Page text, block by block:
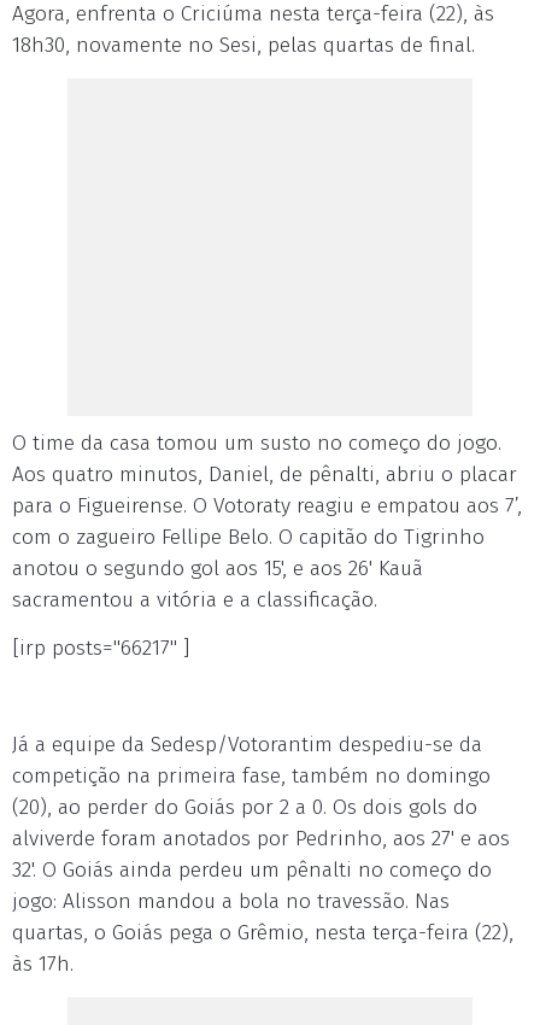
Agora, enfrenta o Criciúma nesta terça-feira (22), às
18h30, novamente no Sesi, pelas quartas de final.
O time da casa tomou um susto no começo do jogo.
Aos quatro minutos, Daniel, de pênalti, abriu o placar
para o Figueirense. O Votoraty reagiu e empatou aos 7’,
com o zagueiro Fellipe Belo. O capitão do Tigrinho
anotou o segundo gol aos 15', e aos 26' Kauã
sacramentou a vitória e a classificação.
[irp posts="66217" ]
Já a equipe da Sedesp/Votorantim despediu-se da
competição na primeira fase, também no domingo
(20), ao perder do Goiás por 2 a 0. Os dois gols do
alviverde foram anotados por Pedrinho, aos 27' e aos
32'. O Goiás ainda perdeu um pênalti no começo do
jogo: Alisson mandou a bola no travessão. Nas
quartas, o Goiás pega o Grêmio, nesta terça-feira (22),
às 17h.